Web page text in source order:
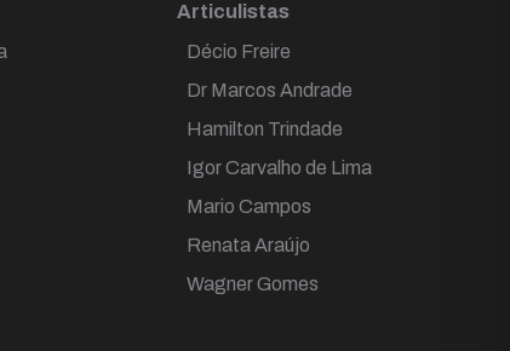
Articulistas
Décio Freire
Dr Marcos Andrade
Hamilton Trindade
Igor Carvalho de Lima
Mario Campos
Renata Araújo
Wagner Gomes